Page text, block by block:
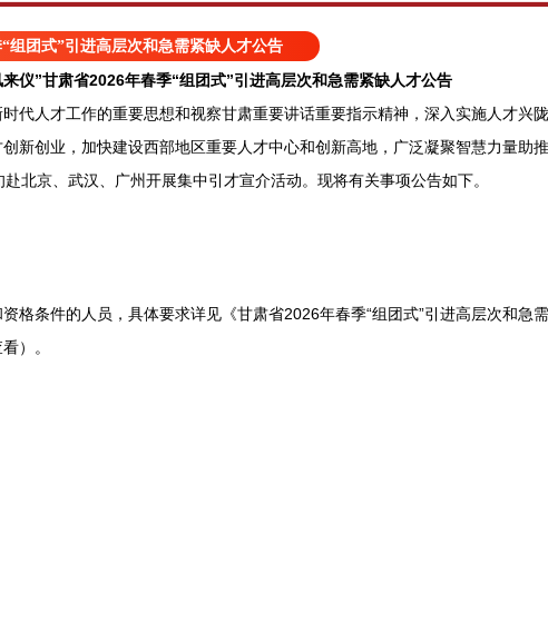
组团式”引进高层次和急需紧缺人才公告
仪”甘肃省2026年春季“组团式”引进高层次和急需紧缺人才公告
人才工作的重要思想和视察甘肃重要讲话重要指示精神，深入实施人才兴
新创业，加快建设西部地区重要人才中心和创新高地，广泛凝聚智慧力量助
北京、武汉、广州开展集中引才宣介活动。现将有关事项公告如下。
条件的人员，具体要求详见《甘肃省2026年春季“组团式”引进高层次和急
）。